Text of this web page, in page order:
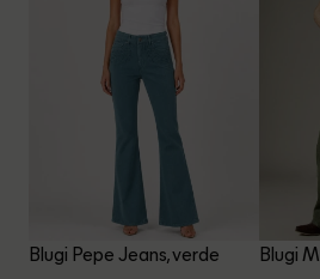
Blugi Pepe Jeans, verde Blugi